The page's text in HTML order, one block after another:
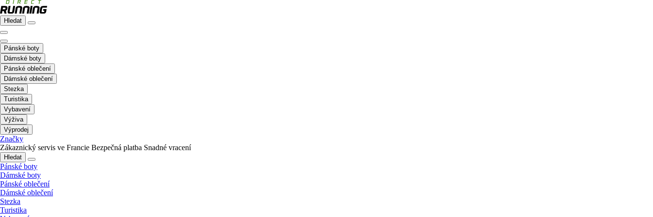
Hledat
Pánské boty
Dámské boty
Pánské oblečení
Dámské oblečení
Stezka
Turistika
Vybavení
Výživa
Výprodej
Značky
Zákaznický servis ve Francie Bezpečná platba Snadné vracení
Hledat
Pánské boty
Dámské boty
Pánské oblečení
Dámské oblečení
Stezka
Turistika